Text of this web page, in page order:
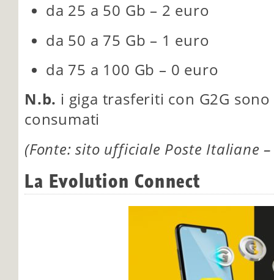
da 25 a 50 Gb – 2 euro
da 50 a 75 Gb – 1 euro
da 75 a 100 Gb – 0 euro
N.b. i giga trasferiti con G2G
consumati
(Fonte: sito ufficiale Poste Italiane
La Evolution Connect